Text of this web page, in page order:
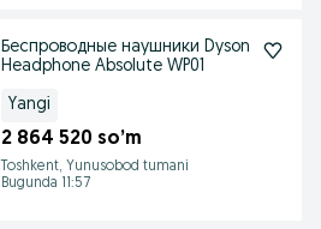
Беспроводные наушники Dyson
Headphone Absolute WP01
Yangi
2 864 520 so’m
Toshkent, Yunusobod tumani
Bugunda 11:57